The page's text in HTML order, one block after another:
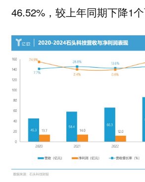
46.52%，较上年同期下降1个